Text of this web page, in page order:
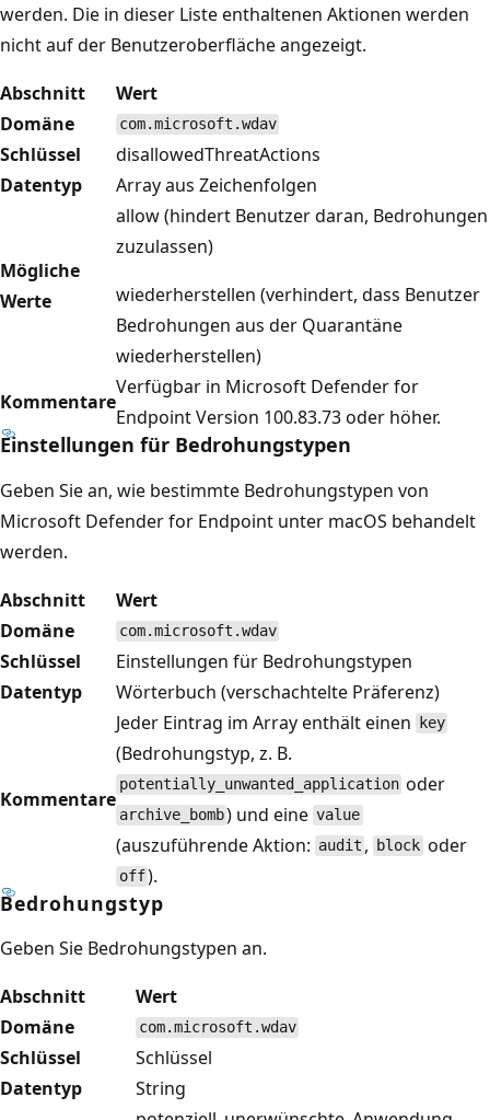
werden. Die in dieser Liste enthaltenen Aktionen werden
nicht auf der Benutzeroberfläche angezeigt.
Abschnitt
Wert
Domäne
com.microsoft.wdav
Schlüssel
disallowedThreatActions
Datentyp
Array aus Zeichenfolgen
Mögliche
Werte
allow (hindert Benutzer daran, Bedrohungen
zuzulassen)
wiederherstellen (verhindert, dass Benutzer
Bedrohungen aus der Quarantäne
wiederherstellen)
Kommentare
Verfügbar in Microsoft Defender for
Endpoint Version 100.83.73 oder höher.
Einstellungen für Bedrohungstypen
Geben Sie an, wie bestimmte Bedrohungstypen von
Microsoft Defender for Endpoint unter macOS behandelt
werden.
Abschnitt
Wert
Domäne
com.microsoft.wdav
Schlüssel
Einstellungen für Bedrohungstypen
Datentyp
Wörterbuch (verschachtelte Präferenz)
Kommentare
Jeder Eintrag im Array enthält einen key
(Bedrohungstyp, z. B.
potentially_unwanted_application oder
archive_bomb) und einevalue
(auszuführende Aktion: audit , blockoder
off).
Bedrohungstyp
Geben Sie Bedrohungstypen an.
Abschnitt
Wert
Domäne
com.microsoft.wdav
Schlüssel
Schlüssel
Datentyp
String